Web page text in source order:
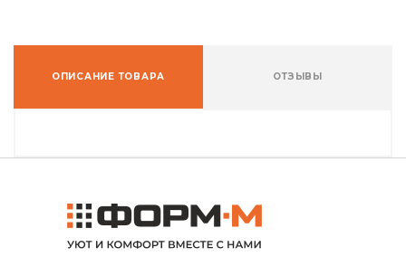
ОПИСАНИЕ ТОВАРА ОТЗЫВЫ